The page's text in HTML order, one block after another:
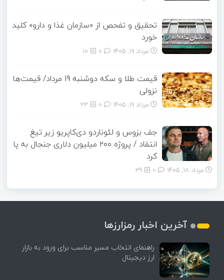
تحقیق و تفحص از «سازمان غذا و دارو» کلید
خورد
مرداد ۱۹, ۱۴۰۵ 10
قیمت طلا و سکه دوشنبه 19 مرداد/ قیمت‌ها
نزولی
مرداد ۱۹, ۱۴۰۵ 23
جف بزوس و لئوناردو دی‌کاپریو زیر تیغ
انتقاد / پروژه ۲۰۰ میلیون دلاری جنجال به پا
کرد
مرداد ۱۸, ۱۴۰۵ 39
آخرین اخبار رمزارزها
راهنمای انتخاب مسیر مناسب برای ورود به بازار
ارز دیجیتال